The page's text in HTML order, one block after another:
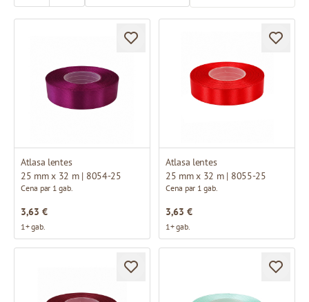
Atlasa lentes
25 mm x 32 m | 8054-25
Cena par 1 gab.
3,63 €
1+ gab.
Atlasa lentes
25 mm x 32 m | 8055-25
Cena par 1 gab.
3,63 €
1+ gab.